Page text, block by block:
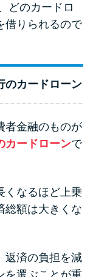
退去は避け
より賢い方
通る？借金
すすめしな
には？年利
りられる？
どのカードロ
借りられるので
のカードローン
者金融のものが
カードローンで
くなるほど上乗
総額は大きくな
返済の負担を減